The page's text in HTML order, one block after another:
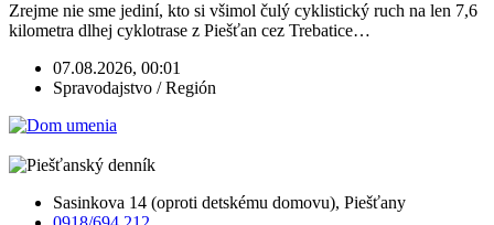
Zrejme nie sme jediní, kto si všimol čulý cyklistický ruch na len 7,6
kilometra dlhej cyklotrase z Piešťan cez Trebatice…
07.08.2026, 00:01
Spravodajstvo / Región
Sasinkova 14 (oproti detskému domovu), Piešťany